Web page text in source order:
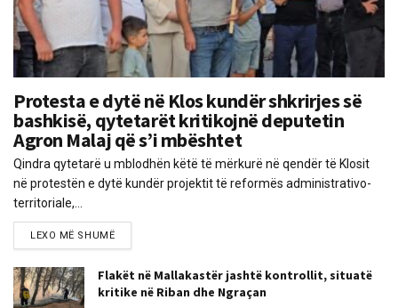
Protesta e dytë në Klos kundër shkrirjes së
bashkisë, qytetarët kritikojnë deputetin
Agron Malaj që s’i mbështet
Qindra qytetarë u mblodhën këtë të mërkurë në qendër të Klosit
në protestën e dytë kundër projektit të reformës administrativo-
territoriale,...
LEXO MË SHUMË
Flakët në Mallakastër jashtë kontrollit, situatë
kritike në Riban dhe Ngraçan